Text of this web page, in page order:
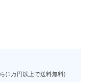
(1万円以上で送料無料)